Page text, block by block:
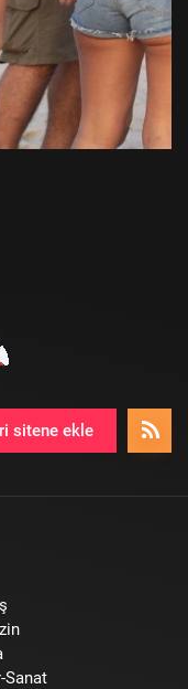
sitene ekle
Sanat